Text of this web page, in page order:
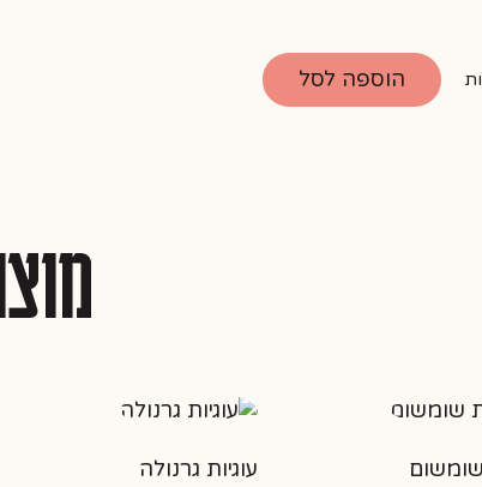
הוספה לסל
שומשום
עוגיות גרנולה